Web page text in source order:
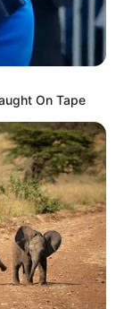
On Tape